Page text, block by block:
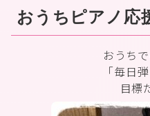
おうちピアノ応
おうち
「毎日
目標